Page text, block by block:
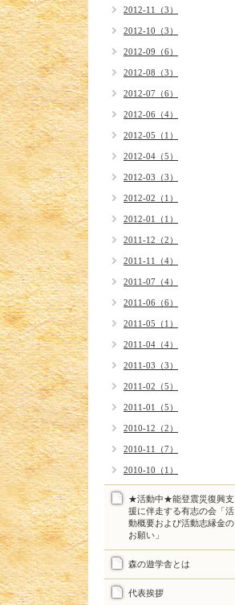
2012-11（3）
2012-10（3）
2012-09（6）
2012-08（3）
2012-07（6）
2012-06（4）
2012-05（1）
2012-04（5）
2012-03（3）
2012-02（1）
2012-01（1）
2011-12（2）
2011-11（4）
2011-07（4）
2011-06（6）
2011-05（1）
2011-04（4）
2011-03（3）
2011-02（5）
2011-01（5）
2010-12（2）
2010-11（7）
2010-10（1）
★活動中★能登震災復興支
援に伴走する有志の会「活
動概要および活動志縁金の
お願い」
森の遊学舎とは
代表挨拶